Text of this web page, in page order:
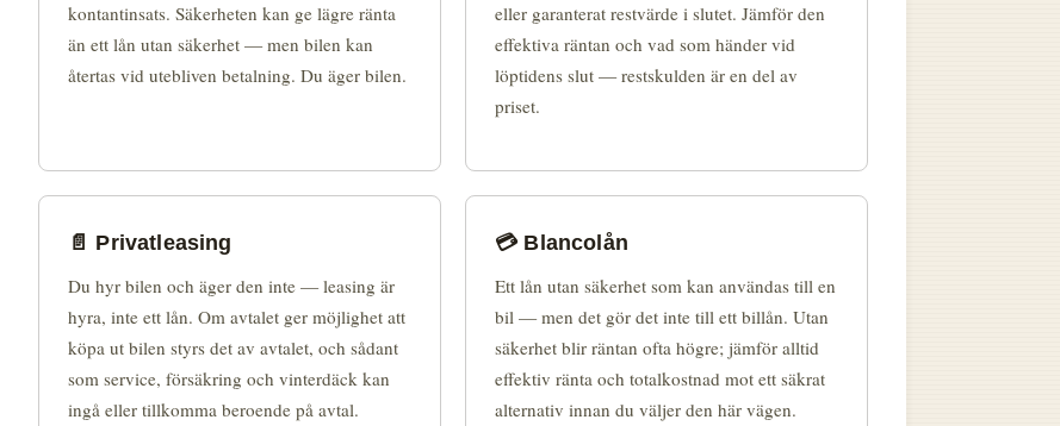
kontantinsats. Säkerheten kan ge lägre ränta
än ett lån utan säkerhet — men bilen kan
återtas vid utebliven betalning. Du äger bilen.
eller garanterat restvärde i slutet. Jämför den
effektiva räntan och vad som händer vid
löptidens slut — restskulden är en del av
priset.
📄 Privatleasing
Du hyr bilen och äger den inte — leasing är
hyra, inte ett lån. Om avtalet ger möjlighet att
köpa ut bilen styrs det av avtalet, och sådant
som service, försäkring och vinterdäck kan
ingå eller tillkomma beroende på avtal.
💳 Blancolån
Ett lån utan säkerhet som kan användas till en
bil — men det gör det inte till ett billån. Utan
säkerhet blir räntan ofta högre; jämför alltid
effektiv ränta och totalkostnad mot ett säkrat
alternativ innan du väljer den här vägen.